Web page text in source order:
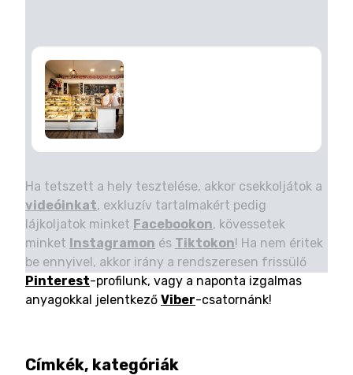
Ha tetszett a hely tesztelése, akkor csekkoljátok a
videóinkat, exkluzív tartalmakért pedig
lájkoljatok minket Facebookon, kövessetek
minket Instagramon és Tiktokon! Ha nem éritek
be ennyivel, akkor irány a rendszeresen frissülő
Pinterest-profilunk, vagy a naponta izgalmas
anyagokkal jelentkező Viber-csatornánk!
Címkék, kategóriák